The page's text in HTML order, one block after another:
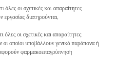
όλες οι σχετικές και απαραίτητες
εργασίας διατηρούνται,
όλες οι σχετικές και απαραίτητες
οποίοι υποβάλλουν γενικά παράπονα ή
φαρμακοεπαγρύπνηση